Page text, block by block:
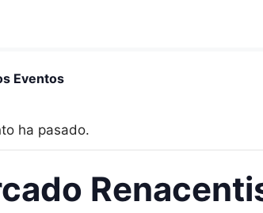
Eventos
ha pasado.